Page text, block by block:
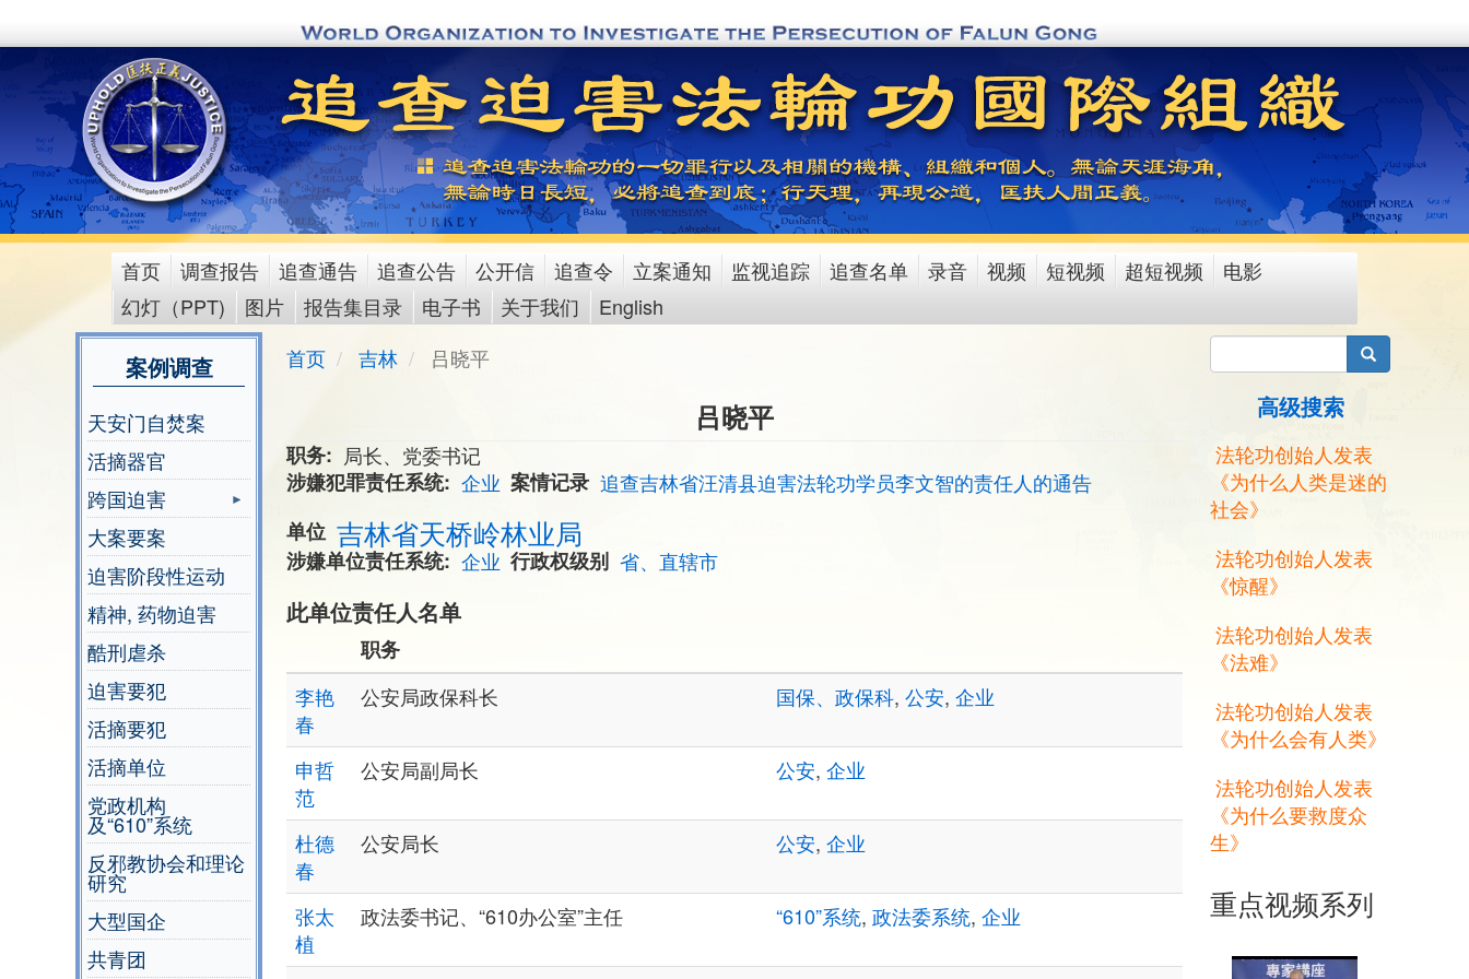
to
content
main
menu
首页 调查报告 追查通告 追查公告 公开信 追查令 立案通知 监视追踪 追查名单 录音 视频 短视频 超短视频
电影
幻灯（PPT)
图片 报告集目录 电子书 关于我们 English
案例调查
天安门自焚案
活摘器官
跨国迫害
大案要案
迫害阶段性运动
精神, 药物迫害
酷刑虐杀
迫害要犯
活摘要犯
活摘单位
党政机构
及“610”系统
反邪教协会和理论
研究
大型国企
共青团
首页 吉林 吕晓平
吕晓平
职务
局长、党委书记
涉嫌犯罪责任系统
企业 案情记录 追查吉林省汪清县迫害法轮功学员李文智的责任人的通告
单位 吉林省天桥岭林业局
涉嫌单位责任系统 企业 行政权级别 省、直辖市
此单位责任人名单
职务
李艳
春
公安局政保科长 国保、政保科, 公安, 企业
申哲
范
公安局副局长 公安, 企业
杜德
春
公安局长 公安, 企业
张太
植
政法委书记、“610办公室”主任 “610”系统, 政法委系统, 企业
搜索
高级搜索
法轮功创始人发表
《为什么人类是迷的
社会》
法轮功创始人发表
《惊醒》
法轮功创始人发表
《法难》
法轮功创始人发表
《为什么会有人类》
法轮功创始人发表
《为什么要救度众
生》
重点视频系列